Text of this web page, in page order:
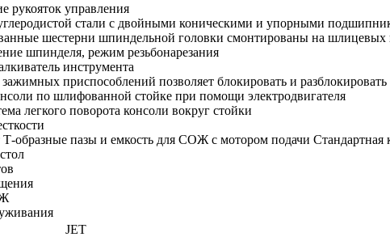
рукояток управления
стали с двойными коническими и упорными
шестерни шпиндельной головки смонтированы на шлицевых
шпинделя, режим резьбонарезания
инструмента
приспособлений позволяет блокировать и
по шлифованной стойке при помощи электродвигателя
легкого поворота консоли вокруг стойки
образные пазы и емкость для СОЖ с мотором подачи Стандартная
JET